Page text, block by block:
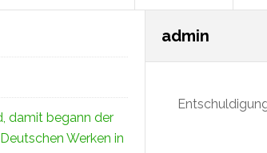
admin
damit begann der
Werken in